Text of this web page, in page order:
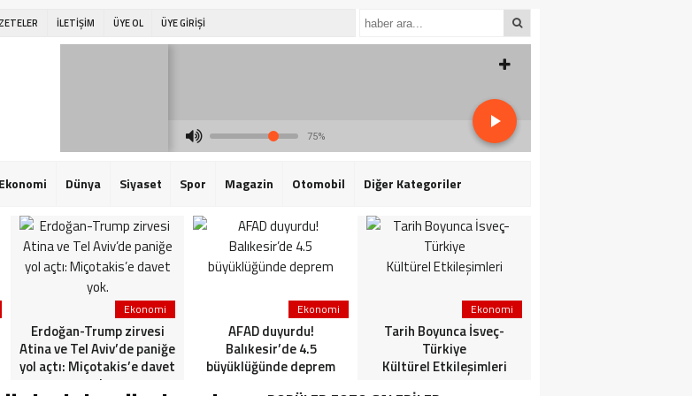
İLETİŞİM ÜYE OL ÜYE GİRİŞİ
75%
Ekonomi Dünya Siyaset Spor Magazin Otomobil Diğer Kategoriler
Ekonomi
Erdoğan-Trump zirvesi
Atina ve Tel Aviv’de paniğe
yol açtı: Miçotakis’e davet
yok.
Ekonomi
AFAD duyurdu!
Balıkesir’de 4.5
büyüklüğünde deprem
Ekonomi
Tarih Boyunca İsveç-
Türkiye
Kültürel Etkileşimleri